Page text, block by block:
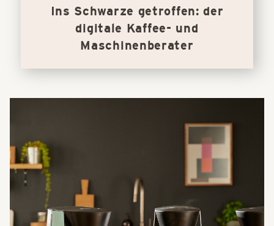
Ins Schwarze getroffen: der
digitale Kaffee- und
Maschinenberater